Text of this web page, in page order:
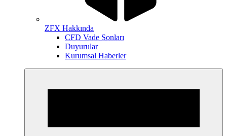
ZFX Hakkında
CFD Vade Sonları
Duyurular
Kurumsal Haberler